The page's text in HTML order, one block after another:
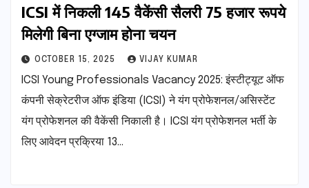
ICSI में निकली 145 वैकेंसी सैलरी 75 हजार रूपये
मिलेगी बिना एग्जाम होना चयन
OCTOBER 15, 2025 VIJAY KUMAR
ICSI Young Professionals Vacancy 2025: इंस्टीट्यूट ऑफ
कंपनी सेक्रेटरीज ऑफ इंडिया (ICSI) ने यंग प्रोफेशनल/असिस्टेंट
यंग प्रोफेशनल की वैकेंसी निकाली है। ICSI यंग प्रोफेशनल भर्ती के
लिए आवेदन प्रक्रिया 13…